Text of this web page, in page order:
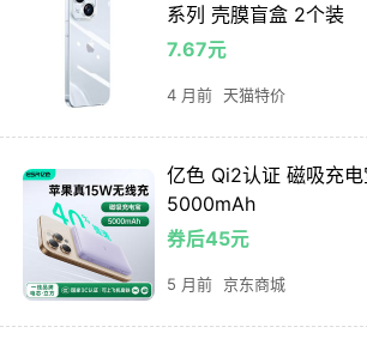
系列 壳膜盲盒 2个装
7.67元
4 月前 天猫特价
亿色 Qi2认证 磁吸充
5000mAh
券后45元
5 月前 京东商城